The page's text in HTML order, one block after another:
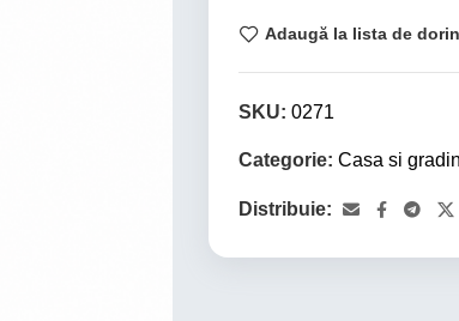
Adaugă la lista de
SKU: 0271
Categorie: Casa si
Distribuie: